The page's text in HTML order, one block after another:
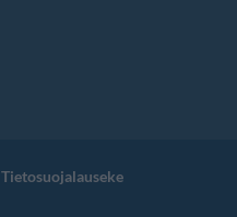
Tietosuojalauseke